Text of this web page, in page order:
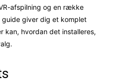
afspilning og en række
guide giver dig et komplet
kan, hvordan det installeres,